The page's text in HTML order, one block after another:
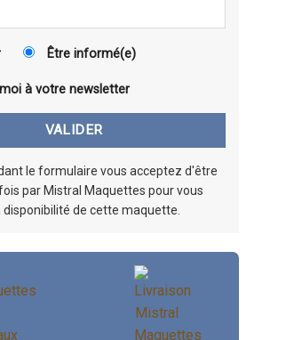
Être informé(e)
à votre newsletter
le formulaire vous acceptez d'être
par Mistral Maquettes pour vous
de cette maquette.